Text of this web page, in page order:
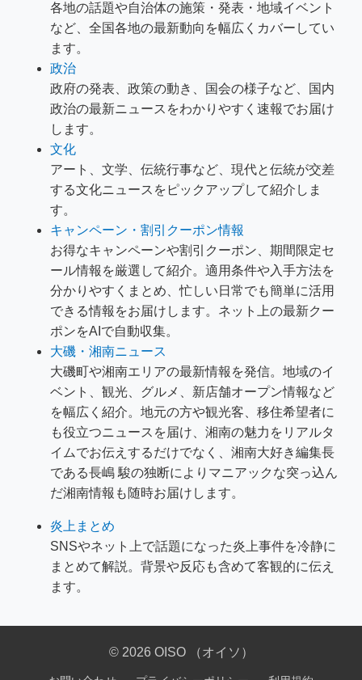
各地の話題や自治体の施策・発表・地域イベント
など、全国各地の最新動向を幅広くカバーしてい
ます。
政治
政府の発表、政策の動き、国会の様子など、国内
政治の最新ニュースをわかりやすく速報でお届け
します。
文化
アート、文学、伝統行事など、現代と伝統が交差
する文化ニュースをピックアップして紹介しま
す。
キャンペーン・割引クーポン情報
お得なキャンペーンや割引クーポン、期間限定セ
ール情報を厳選して紹介。適用条件や入手方法を
分かりやすくまとめ、忙しい日常でも簡単に活用
できる情報をお届けします。ネット上の最新クー
ポンをAIで自動収集。
大磯・湘南ニュース
大磯町や湘南エリアの最新情報を発信。地域のイ
ベント、観光、グルメ、新店舗オープン情報など
を幅広く紹介。地元の方や観光客、移住希望者に
も役立つニュースを届け、湘南の魅力をリアルタ
イムでお伝えするだけでなく、湘南大好き編集長
である長嶋 駿の独断によりマニアックな突っ込ん
だ湘南情報も随時お届けします。
炎上まとめ
SNSやネット上で話題になった炎上事件を冷静に
まとめて解説。背景や反応も含めて客観的に伝え
ます。
© 2026 OISO （オイソ）